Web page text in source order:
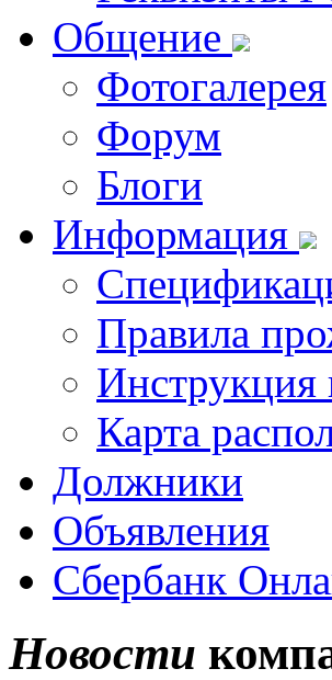
Общение
Фотогалерея
Форум
Блоги
Информация
Правила
Инструкция
Карта
Должники
Объявления
Сбербанк
Новости